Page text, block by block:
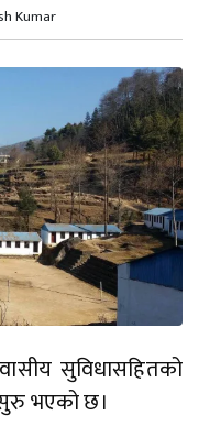
Kumar
सुविधासहितको
भएको छ।